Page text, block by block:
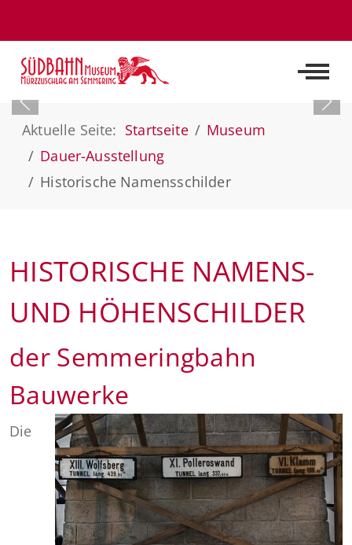
Off-
Aktuelle Seite: Startseite
Museum
Dauer-Ausstellung
Historische Namensschilder
HISTORISCHE NAMENS-
UND HÖHENSCHILDER
der Semmeringbahn
Bauwerke
Die